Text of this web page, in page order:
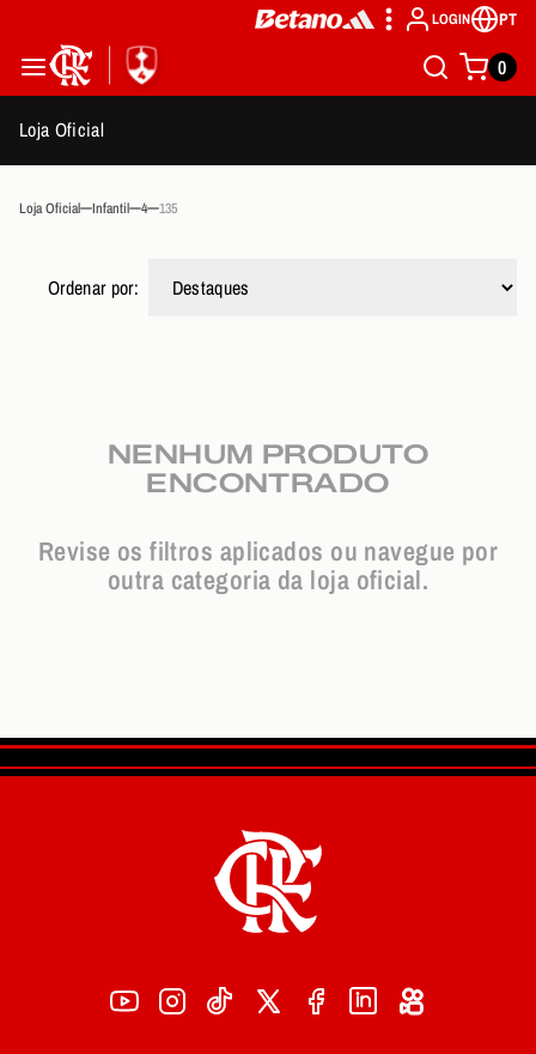
LOGIN PT
0
Loja Oficial
Loja Oficial Infantil 4 135
Ordenar por:
NENHUM PRODUTO
ENCONTRADO
Revise os filtros aplicados ou navegue por
outra categoria da loja oficial.